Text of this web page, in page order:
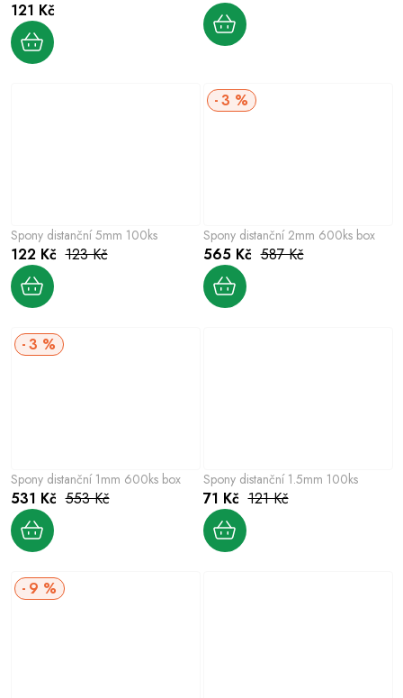
121 Kč
Spony distanční 5mm 100ks
122 Kč 123 Kč
Spony distanční 2mm 600ks box
3 %
565 Kč 587 Kč
Spony distanční 1mm 600ks box
3 %
531 Kč 553 Kč
Spony distanční 1.5mm 100ks
71 Kč 121 Kč
9 %